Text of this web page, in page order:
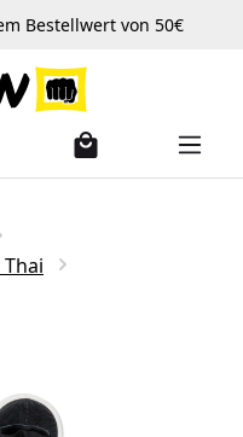
Bestellwert von 50€